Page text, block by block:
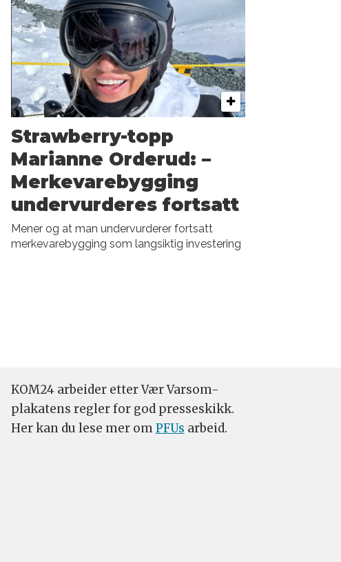
Strawberry-topp
Marianne Orderud: –
Merkevarebygging
undervurderes fortsatt
Mener og at man undervurderer fortsatt
merkevarebygging som langsiktig investering
KOM24 arbeider etter Vær Varsom-
plakatens regler for god presseskikk.
Her kan du lese mer omPFUs arbeid.